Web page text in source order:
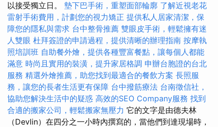
以接受獨立日。 墊下巴手術，重塑面部輪廓 了解近視老花
雷射手術費用，計劃您的視力矯正 提供私人居家清潔，保
障您的隱私與需求 台中整骨推薦 雙眼皮手術，輕鬆擁有迷
人雙眼 杜拜簽證的申請過程，提供清晰的辦理指南 按摩執
照培訓班 自助餐外燴，提供各種豐富餐點，讓每個人都能
滿意 時尚且實用的裝潢，提升家居格調 申辦台胞證的台北
服務 精選外燴推薦，助您找到最適合的餐飲方案 長照服
務，讓您的長者生活更有保障 台中撥筋療法 台南徵信社，
協助您解決生活中的疑惑 高效的SEO Company服務 找到
合適的搬家公司，輕鬆搬家無壓力 它的文字是由德夫林
（Devlin）在四分之一小時內撰寫的，當他們到達現場時，